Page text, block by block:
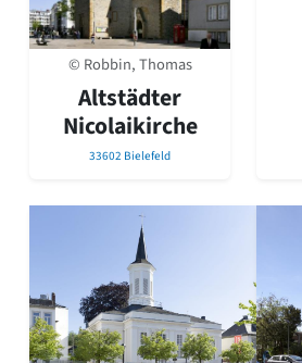
© Robbin, Thomas
Altstädter
Nicolaikirche
33602 Bielefeld